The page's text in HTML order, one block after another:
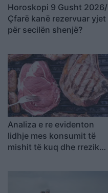
Horoskopi 9 Gusht 2026/
Çfarë kanë rezervuar yjet
për secilën shenjë?
Analiza e re evidenton
lidhje mes konsumit të
mishit të kuq dhe rrezikut